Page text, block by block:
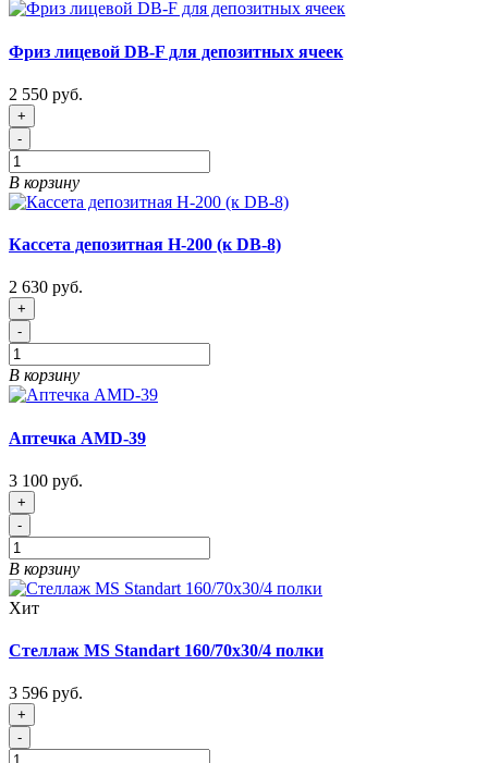
Фриз лицевой DB-F для депозитных ячеек
2 550 руб.
+
-
В корзину
Кассета депозитная Н-200 (к DB-8)
2 630 руб.
+
-
В корзину
Аптечка AMD-39
3 100 руб.
+
-
В корзину
Хит
Стеллаж MS Standart 160/70x30/4 полки
3 596 руб.
+
-